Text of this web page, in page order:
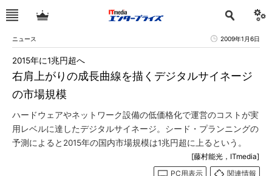
ニュース 2009年1月6日
右肩上がりの成長曲線を描くデジタルサイネージ
の市場規模
2015年に1兆円超へ
ハードウェアやネットワーク設備の低価格化で運営のコストが実
用レベルに達したデジタルサイネージ。シード・プランニングの
予測によると2015年の国内市場規模は1兆円超に上るという。
[藤村能光，ITmedia]
PC用表示
関連情報